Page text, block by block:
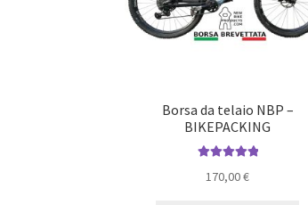
Borsa da telaio NBP –
BIKEPACKING
su 5
170,00€